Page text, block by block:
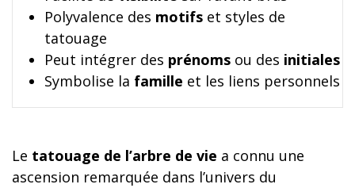
Polyvalence des motifs et styles de
tatouage
Peut intégrer des prénoms ou des initiales
Symbolise la famille et les liens personnels
Le tatouage de l’arbre de vie a connu une
ascension remarquée dans l’univers du